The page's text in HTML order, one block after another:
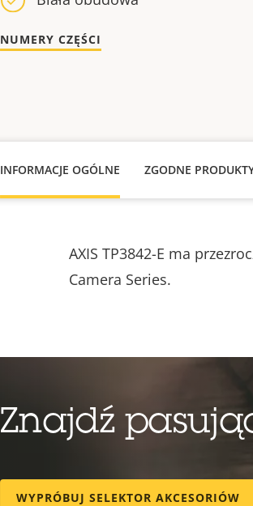
NUMERY CZĘŚCI
INFORMACJE OGÓLNE ZGODNE
AXIS TP3842-E ma
Camera Series.
Znajdź
WYPRÓBUJ SELEKTOR AKCESORIÓW